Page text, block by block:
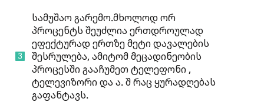
სამუშაო გარემო.მხოლოდ ორ
პროცენტს შეუძლია ერთდროულად
ეფექტურად ერთზე მეტი დავალების
შესრულება, ამიტომ მეცადინეობის
პროცესში გააჩუმეთ ტელეფონი ,
ტელევიზორი და ა. შ რაც ყურადღებას
გაფანტავს.